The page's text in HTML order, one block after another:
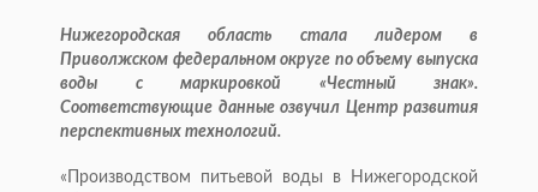
Нижегородская область стала лидером в
Приволжском федеральном округе по объему выпуска
воды с маркировкой «Честный знак».
Соответствующие данные озвучил Центр развития
перспективных технологий.
«Производством питьевой воды в Нижегородской